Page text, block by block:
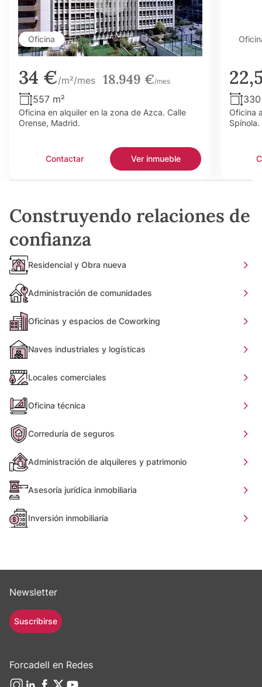
Oficina
34 €/m²/mes 18.949 €/mes
557 m²
Oficina en alquiler en la zona de Azca. Calle
Orense, Madrid.
Contactar Ver inmueble
Oficina
Spínola.
Construyendo relaciones de
confianza
Residencial y Obra nueva
Administración de comunidades
Oficinas y espacios de Coworking
Naves industriales y logísticas
Locales comerciales
Oficina técnica
Correduría de seguros
Administración de alquileres y patrimonio
Asesoría jurídica inmobiliaria
Inversión inmobiliaria
Newsletter
Suscribirse
Forcadell en Redes